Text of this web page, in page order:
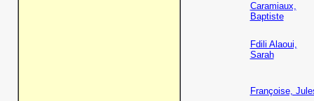
Caramiaux,
Baptiste
Fdili Alaoui,
Sarah
Françoise,